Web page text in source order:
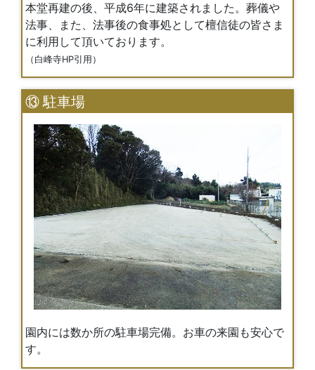
本堂再建の後、平成6年に建築されました。葬儀や
法事、また、法事後の食事処として檀信徒の皆さま
に利用して頂いております。
（白峰寺HP引用）
⑬ 駐車場
園内には数か所の駐車場完備。お車の来園も安心で
す。